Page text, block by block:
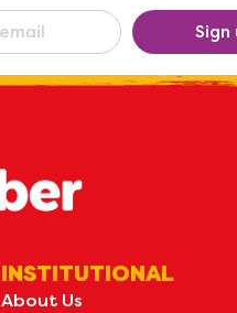
Sign
INSTITUTIONAL
About Us